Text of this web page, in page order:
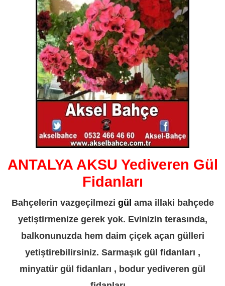
ANTALYA AKSU Yediveren Gül
Fidanları
Bahçelerin vazgeçilmezi gül ama illaki bahçede
yetiştirmenize gerek yok. Evinizin terasında,
balkonunuzda hem daim çiçek açan gülleri
yetiştirebilirsiniz. Sarmaşık gül fidanları ,
minyatür gül fidanları , bodur yediveren gül